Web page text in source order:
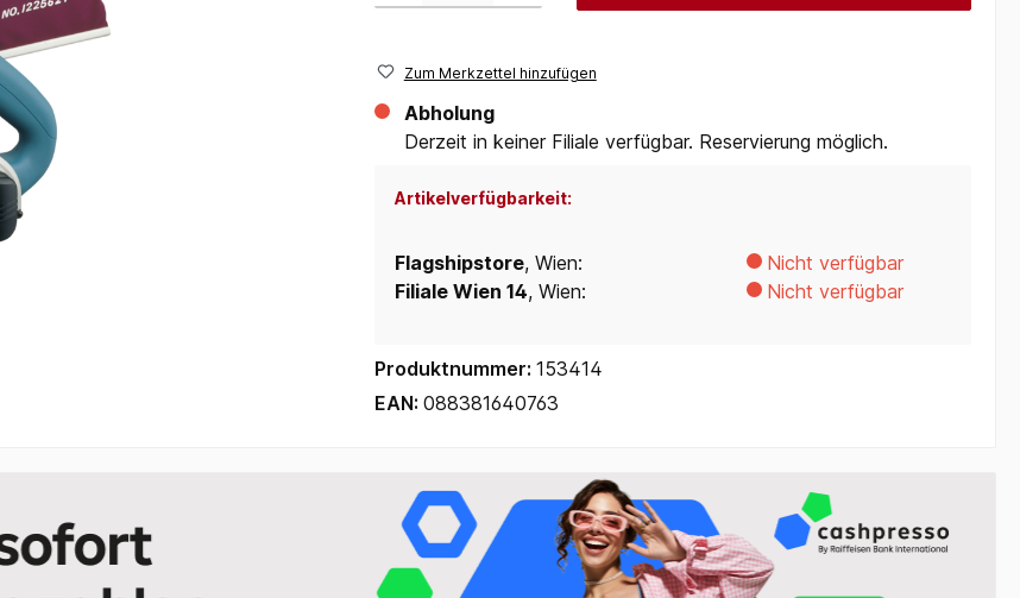
Zum Merkzettel hinzufügen
Abholung
Derzeit in keiner Filiale verfügbar. Reservierung möglich.
Artikelverfügbarkeit:
Flagshipstore, Wien:
Nicht verfügbar
Filiale Wien 14, Wien: Nicht verfügbar
Produktnummer: 153414
EAN: 088381640763